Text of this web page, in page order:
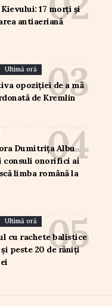
17 morți și
antiaeriană
Ultimă oră
opoziției de a mă
de Kremlin
Dumitrița Albu
consuli onorifici ai
limba română la
Ultimă oră
cu rachete balistice
peste 20 de răniți